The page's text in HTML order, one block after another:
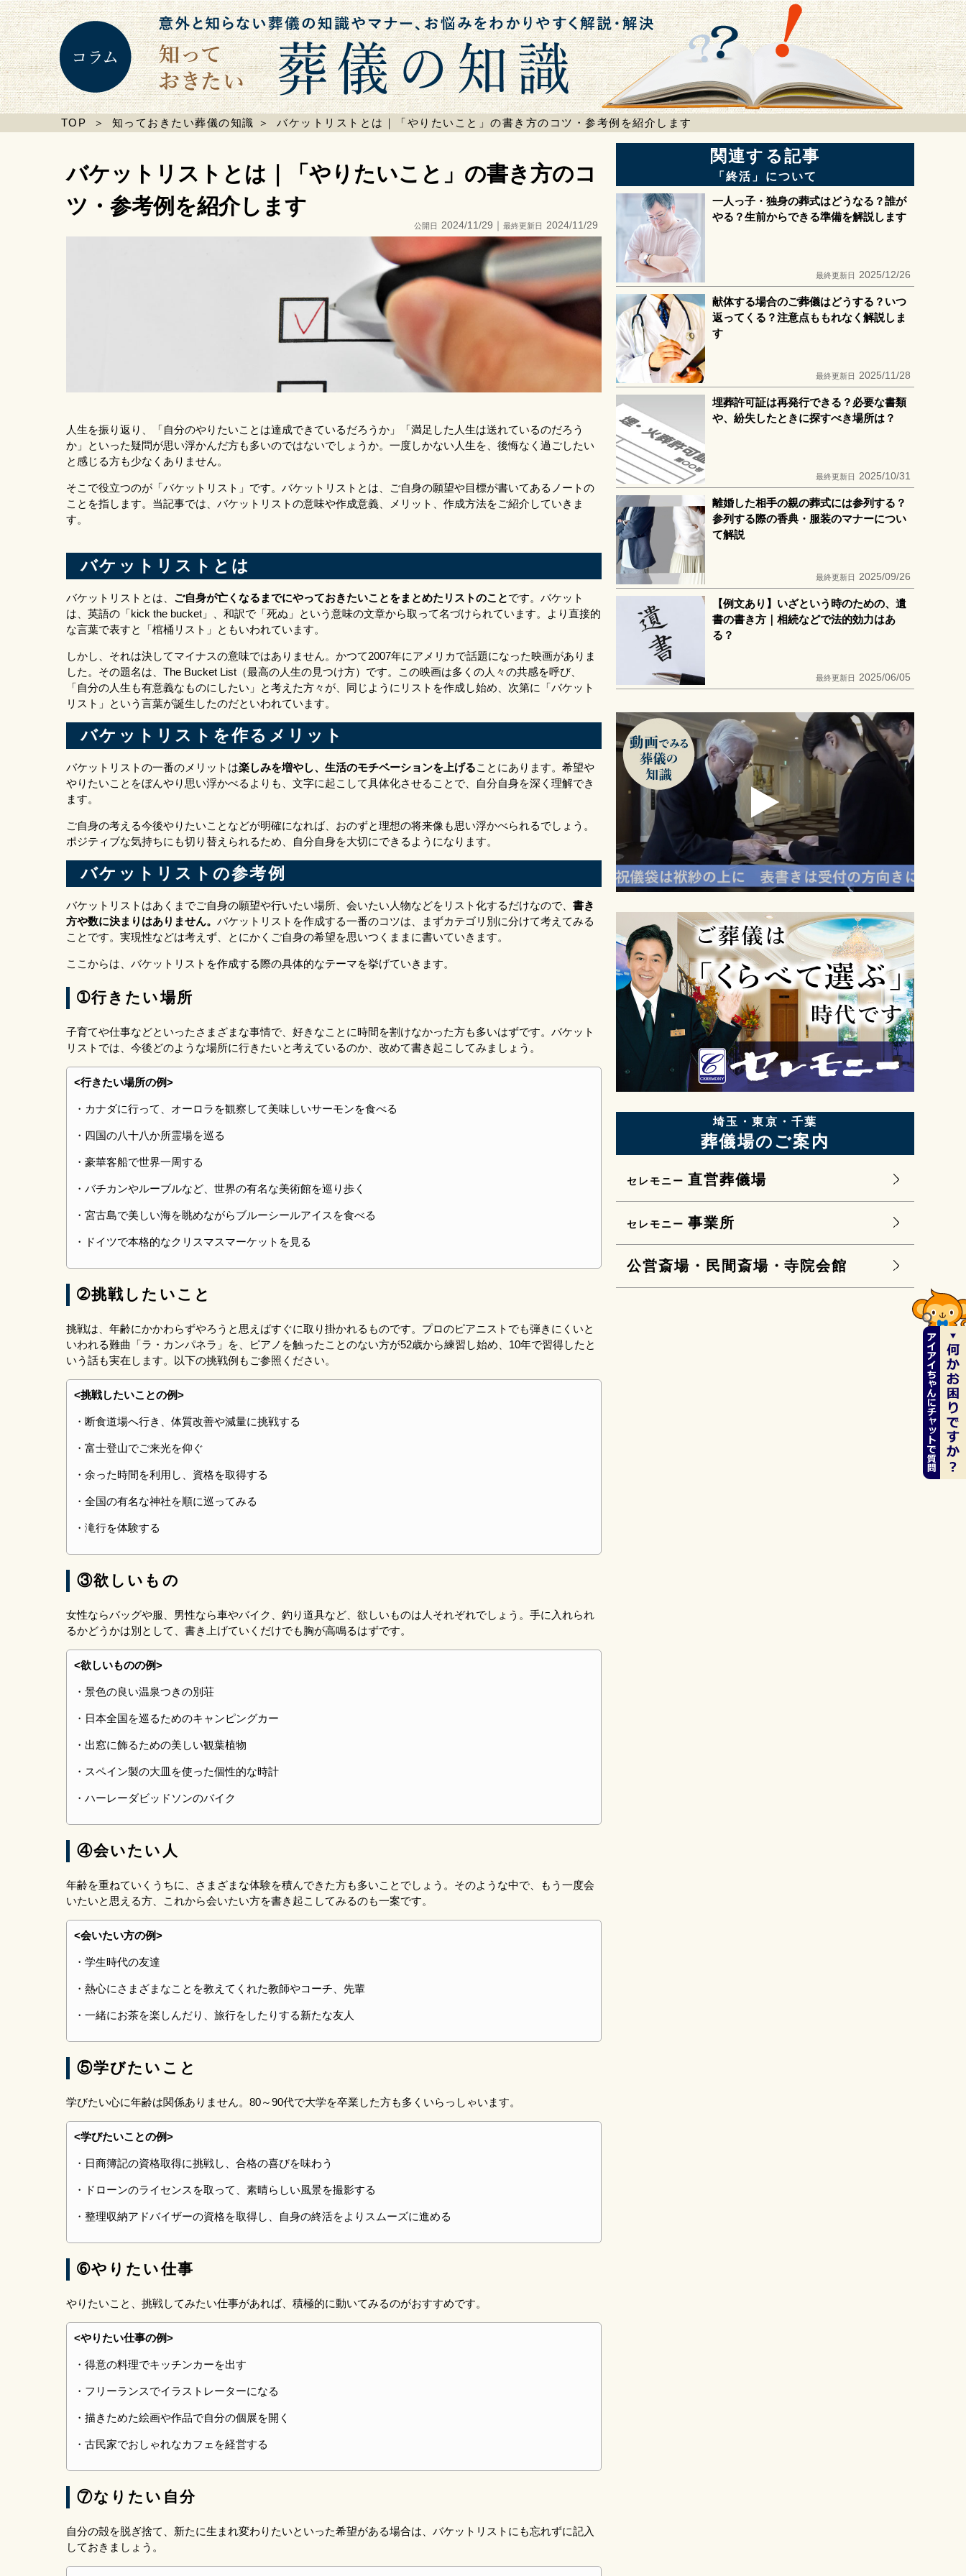
検索
TOP ＞ 知っておきたい葬儀の知識 ＞ バケットリストとは｜「やりたいこと」の書き方のコツ・参考例を紹介します
バケットリストとは｜「やりたいこと」の書き方のコ
ツ・参考例を紹介します
公開日 2024/11/29｜ 最終更新日 2024/11/29
人生を振り返り、「自分のやりたいことは達成できているだろうか」「満足した人生は送れているのだろう
か」といった疑問が思い浮かんだ方も多いのではないでしょうか。一度しかない人生を、後悔なく過ごしたい
と感じる方も少なくありません。
そこで役立つのが「バケットリスト」です。バケットリストとは、ご自身の願望や目標が書いてあるノートの
ことを指します。当記事では、バケットリストの意味や作成意義、メリット、作成方法をご紹介していきま
す。
バケットリストとは
バケットリストとは、 ご自身が亡くなるまでにやっておきたいことをまとめたリストのことです。バケット
は、英語の「kick the bucket」、和訳で「死ぬ」という意味の文章から取って名づけられています。より直接的
な言葉で表すと「棺桶リスト」ともいわれています。
しかし、それは決してマイナスの意味ではありません。かつて2007年にアメリカで話題になった映画がありま
した。その題名は、The Bucket List（最高の人生の見つけ方）です。この映画は多くの人々の共感を呼び、
「自分の人生も有意義なものにしたい」と考えた方々が、同じようにリストを作成し始め、次第に「バケット
リスト」という言葉が誕生したのだといわれています。
バケットリストを作るメリット
バケットリストの一番のメリットは楽しみを増やし、生活のモチベーションを上げることにあります。希望や
やりたいことをぼんやり思い浮かべるよりも、文字に起こして具体化させることで、自分自身を深く理解でき
ます。
ご自身の考える今後やりたいことなどが明確になれば、おのずと理想の将来像も思い浮かべられるでしょう。
ポジティブな気持ちにも切り替えられるため、自分自身を大切にできるようになります。
バケットリストの参考例
バケットリストはあくまでご自身の願望や行いたい場所、会いたい人物などをリスト化するだけなので、 書き
方や数に決まりはありません。 バケットリストを作成する一番のコツは、まずカテゴリ別に分けて考えてみる
ことです。実現性などは考えず、とにかくご自身の希望を思いつくままに書いていきます。
ここからは、バケットリストを作成する際の具体的なテーマを挙げていきます。
➀行きたい場所
子育てや仕事などといったさまざまな事情で、好きなことに時間を割けなかった方も多いはずです。バケット
リストでは、今後どのような場所に行きたいと考えているのか、改めて書き起こしてみましょう。
<行きたい場所の例>
・カナダに行って、オーロラを観察して美味しいサーモンを食べる
・四国の八十八か所霊場を巡る
・豪華客船で世界一周する
・バチカンやルーブルなど、世界の有名な美術館を巡り歩く
・宮古島で美しい海を眺めながらブルーシールアイスを食べる
・ドイツで本格的なクリスマスマーケットを見る
➁挑戦したいこと
挑戦は、年齢にかかわらずやろうと思えばすぐに取り掛かれるものです。プロのピアニストでも弾きにくいと
いわれる難曲「ラ・カンパネラ」を、ピアノを触ったことのない方が52歳から練習し始め、10年で習得したと
いう話も実在します。以下の挑戦例もご参照ください。
<挑戦したいことの例>
・断食道場へ行き、体質改善や減量に挑戦する
・富士登山でご来光を仰ぐ
・余った時間を利用し、資格を取得する
・全国の有名な神社を順に巡ってみる
・滝行を体験する
③欲しいもの
女性ならバッグや服、男性なら車やバイク、釣り道具など、欲しいものは人それぞれでしょう。手に入れられ
るかどうかは別として、書き上げていくだけでも胸が高鳴るはずです。
<欲しいものの例>
・景色の良い温泉つきの別荘
・日本全国を巡るためのキャンピングカー
・出窓に飾るための美しい観葉植物
・スペイン製の大皿を使った個性的な時計
・ハーレーダビッドソンのバイク
④会いたい人
年齢を重ねていくうちに、さまざまな体験を積んできた方も多いことでしょう。そのような中で、もう一度会
いたいと思える方、これから会いたい方を書き起こしてみるのも一案です。
<会いたい方の例>
・学生時代の友達
・熱心にさまざまなことを教えてくれた教師やコーチ、先輩
・一緒にお茶を楽しんだり、旅行をしたりする新たな友人
⑤学びたいこと
学びたい心に年齢は関係ありません。80～90代で大学を卒業した方も多くいらっしゃいます。
<学びたいことの例>
・日商簿記の資格取得に挑戦し、合格の喜びを味わう
・ドローンのライセンスを取って、素晴らしい風景を撮影する
・整理収納アドバイザーの資格を取得し、自身の終活をよりスムーズに進める
➅やりたい仕事
やりたいこと、挑戦してみたい仕事があれば、積極的に動いてみるのがおすすめです。
<やりたい仕事の例>
・得意の料理でキッチンカーを出す
・フリーランスでイラストレーターになる
・描きためた絵画や作品で自分の個展を開く
・古民家でおしゃれなカフェを経営する
⑦なりたい自分
自分の殻を脱ぎ捨て、新たに生まれ変わりたいといった希望がある場合は、バケットリストにも忘れずに記入
しておきましょう。
関連する記事
「終活」について
一人っ子・独身の葬式はどうなる？誰が
やる？生前からできる準備を解説します
最終更新日 2025/12/26
献体する場合のご葬儀はどうする？いつ
返ってくる？注意点ももれなく解説しま
す
最終更新日 2025/11/28
埋葬許可証は再発行できる？必要な書類
や、紛失したときに探すべき場所は？
最終更新日 2025/10/31
離婚した相手の親の葬式には参列する？
参列する際の香典・服装のマナーについ
て解説
最終更新日 2025/09/26
【例文あり】いざという時のための、遺
書の書き方｜相続などで法的効力はあ
る？
最終更新日 2025/06/05
埼玉・東京・千葉
葬儀場のご案内
セレモニー 直営葬儀場
セレモニー 事業所
公営斎場・民間斎場・寺院会館